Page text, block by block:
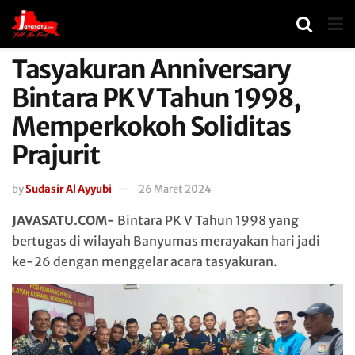
Tasyakuran Anniversary
Bintara PK V Tahun 1998,
Memperkokoh Soliditas
Prajurit
bySudasir Al Ayyubi 26 Maret 2024
JAVASATU.COM- Bintara PK V Tahun 1998 yang
bertugas di wilayah Banyumas merayakan hari jadi
ke-26 dengan menggelar acara tasyakuran.